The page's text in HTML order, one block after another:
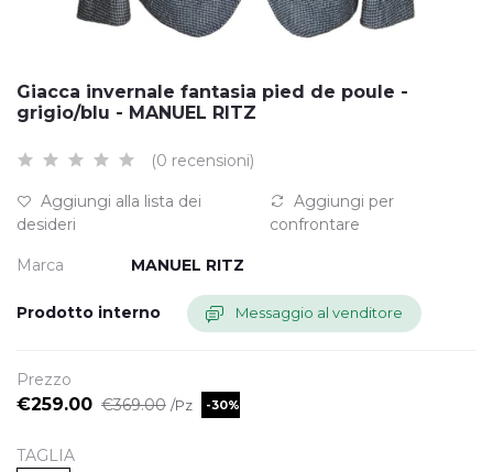
Giacca invernale fantasia pied de poule -
grigio/blu - MANUEL RITZ
(0 recensioni)
Aggiungi alla lista dei
desideri
Aggiungi per
confrontare
Marca MANUEL RITZ
Prodotto interno Messaggio al venditore
Prezzo
€259.00 €369.00 /Pz -30%
TAGLIA